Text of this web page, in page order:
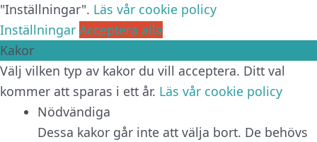
"Inställningar". Läs vår cookie policy
Inställningar Acceptera alla
Kakor
Välj vilken typ av kakor du vill acceptera. Ditt val
kommer att sparas i ett år. Läs vår cookie policy
Nödvändiga
Dessa kakor går inte att välja bort. De behövs